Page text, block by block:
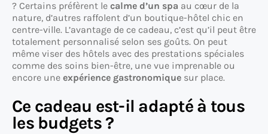
? Certains préfèrent le calme d’un spa au cœur de la
nature, d’autres raffolent d’un boutique-hôtel chic en
centre-ville. L’avantage de ce cadeau, c’est qu’il peut être
totalement personnalisé selon ses goûts. On peut
même viser des hôtels avec des prestations spéciales
comme des soins bien-être, une vue imprenable ou
encore une expérience gastronomique sur place.
Ce cadeau est-il adapté à tous
les budgets ?